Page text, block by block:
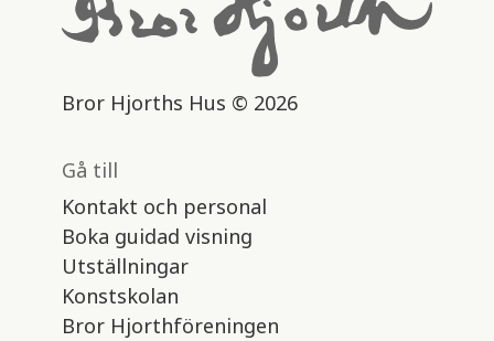
Bror Hjorths Hus © 2026
Gå till
Kontakt och personal
Boka guidad visning
Utställningar
Konstskolan
Bror Hjorthföreningen